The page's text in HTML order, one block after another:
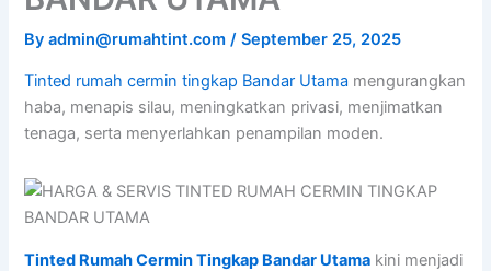
Byadmin@rumahtint.com/September 25, 2025
Tinted rumah cermin tingkap Bandar Utama mengurangkan
haba, menapis silau, meningkatkan privasi, menjimatkan
tenaga, serta menyerlahkan penampilan moden.
Tinted Rumah Cermin Tingkap Bandar Utama kini menjadi